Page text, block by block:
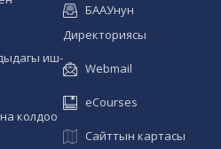
иш-
колдоо
БААУнун
Директориясы
Webmail
eCourses
Сайттын картасы